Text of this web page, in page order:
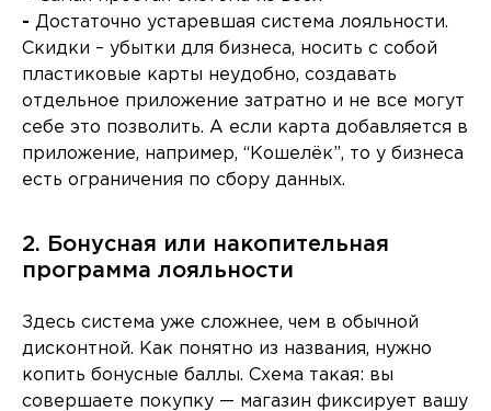
- Достаточно устаревшая система лояльности.
Скидки – убытки для бизнеса, носить с собой
пластиковые карты неудобно, создавать
отдельное приложение затратно и не все могут
себе это позволить. А если карта добавляется в
приложение, например, “Кошелёк”, то у бизнеса
есть ограничения по сбору данных.
2. Бонусная или накопительная
программа лояльности
Здесь система уже сложнее, чем в обычной
дисконтной. Как понятно из названия, нужно
копить бонусные баллы. Схема такая: вы
совершаете покупку — магазин фиксирует вашу